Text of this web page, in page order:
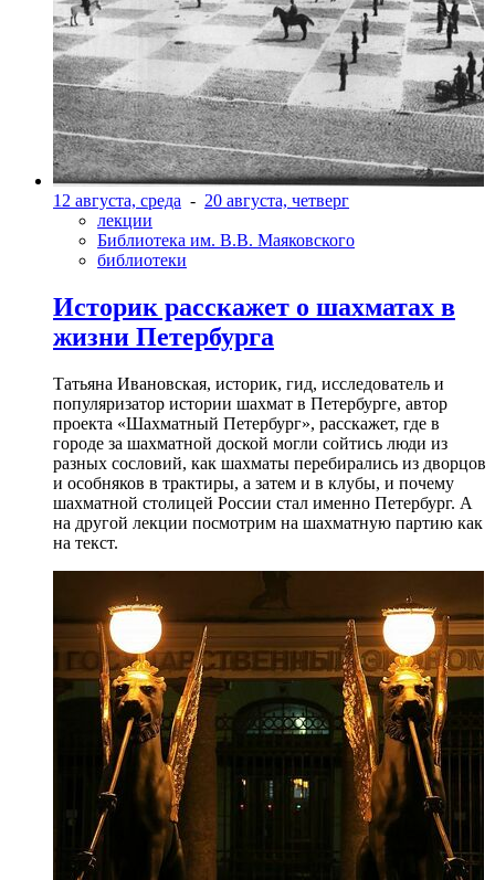
12 августа, среда - 20 августа, четверг
лекции
Библиотека им. В.В. Маяковского
библиотеки
Историк расскажет о шахматах в
жизни Петербурга
Татьяна Ивановская, историк, гид, исследователь и
популяризатор истории шахмат в Петербурге, автор
проекта «Шахматный Петербург», расскажет, где в
городе за шахматной доской могли сойтись люди из
разных сословий, как шахматы перебирались из дворцов
и особняков в трактиры, а затем и в клубы, и почему
шахматной столицей России стал именно Петербург. А
на другой лекции посмотрим на шахматную партию как
на текст.